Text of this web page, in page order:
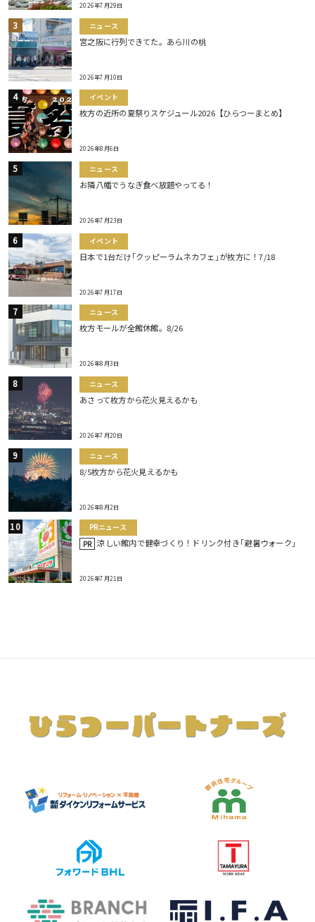
2026年7月29日
ニュース
宮之阪に行列できてた。あら川の桃
2026年7月10日
イベント
枚方の近所の夏祭りスケジュール2026【ひらつーまとめ】
2026年8月6日
ニュース
お隣八幡でうなぎ食べ放題やってる！
2026年7月23日
イベント
日本で1台だけ｢クッピーラムネカフェ｣が枚方に！7/18
2026年7月17日
ニュース
枚方モールが全館休館。8/26
2026年8月3日
ニュース
あさって枚方から花火見えるかも
2026年7月20日
ニュース
8/5枚方から花火見えるかも
2026年8月2日
PRニュース
PR 涼しい館内で健幸づくり！ドリンク付き｢避暑ウォーク｣
2026年7月21日